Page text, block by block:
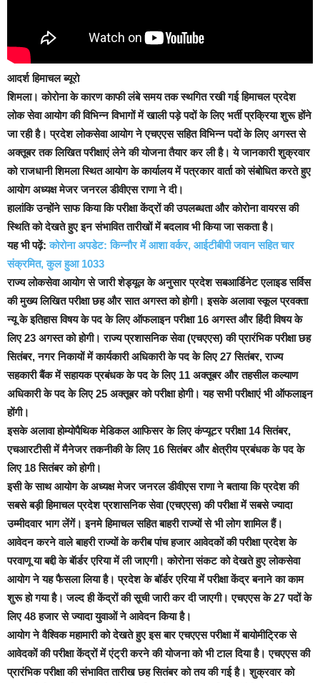
आदर्श हिमाचल ब्यूरो
शिमला।कोरोना के कारण काफी लंबे समय तक स्थगित रखी गई हिमाचल प्रदेश
लोक सेवा आयोग की विभिन्न विभागों में खाली पड़े पदों के लिए भर्ती प्रक्रिया शुरू होंने
जा रही है। प्रदेश लोकसेवा आयोग ने एचएएस सहित विभिन्न पदों के लिए अगस्त से
अक्तूबर तक लिखित परीक्षाएं लेने की योजना तैयार कर ली है। ये जानकारी शुक्रवार
को राजधानी शिमला स्थित आयोग के कार्यालय में पत्रकार वार्ता को संबोधित करते हुए
आयोग अध्यक्ष मेजर जनरल डीवीएस राणा ने दी।
हालांकि उन्होंने साफ किया कि परीक्षा केंद्रों की उपलब्धता और कोरोना वायरस की
स्थिति को देखते हुए इन संभावित तारीखों में बदलाव भी किया जा सकता है।
यह भी पढ़ें:कोरोना अपडेट: किन्नौर में आशा वर्कर, आईटीबीपी जवान सहित चार
संक्रमित, कुल हुआ 1033
राज्य लोकसेवा आयोग से जारी शेड्यूल के अनुसार प्रदेश सबआर्डिनेट एलाइड सर्विस
की मुख्य लिखित परीक्षा छह और सात अगस्त को होगी। इसके अलावा स्कूल प्रवक्ता
न्यू के इतिहास विषय के पद के लिए ऑफलाइन परीक्षा 16 अगस्त और हिंदी विषय के
लिए 23 अगस्त को होगी। राज्य प्रशासनिक सेवा (एचएएस) की प्रारंभिक परीक्षा छह
सितंबर, नगर निकायों में कार्यकारी अधिकारी के पद के लिए 27 सितंबर, राज्य
सहकारी बैंक में सहायक प्रबंधक के पद के लिए 11 अक्तूबर और तहसील कल्याण
अधिकारी के पद के लिए 25 अक्तूबर को परीक्षा होगी। यह सभी परीक्षाएं भी ऑफलाइन
होंगी।
इसके अलावा होम्योपैथिक मेडिकल आफिसर के लिए कंप्यूटर परीक्षा 14 सितंबर,
एचआरटीसी में मैनेजर तकनीकी के लिए 16 सितंबर और क्षेत्रीय प्रबंधक के पद के
लिए 18 सितंबर को होगी।
इसी के साथ आयोग के अध्यक्ष मेजर जनरल डीवीएस राणा ने बताया कि प्रदेश की
सबसे बड़ी हिमाचल प्रदेश प्रशासनिक सेवा (एचएएस) की परीक्षा में सबसे ज्यादा
उम्मीदवार भाग लेंगें। इनमे हिमाचल सहित बाहरी राज्यों से भी लोग शामिल हैं।
आवेदन करने वाले बाहरी राज्यों के करीब पांच हजार आवेदकों की परीक्षा प्रदेश के
परवाणू या बद्दी के बॅार्डर एरिया में ली जाएगी। कोरोना संकट को देखते हुए लोकसेवा
आयोग ने यह फैसला लिया है। प्रदेश के बॉर्डर एरिया में परीक्षा केंद्र बनाने का काम
शुरू हो गया है। जल्द ही केंद्रों की सूची जारी कर दी जाएगी। एचएएस के 27 पदों के
लिए 48 हजार से ज्यादा युवाओं ने आवेदन किया है।
आयोग ने वैश्विक महामारी को देखते हुए इस बार एचएएस परीक्षा में बायोमीट्रिक से
आवेदकों की परीक्षा केंद्रों में एंट्री करने की योजना को भी टाल दिया है। एचएएस की
प्रारंभिक परीक्षा की संभावित तारीख छह सितंबर को तय की गई है। शुक्रवार को